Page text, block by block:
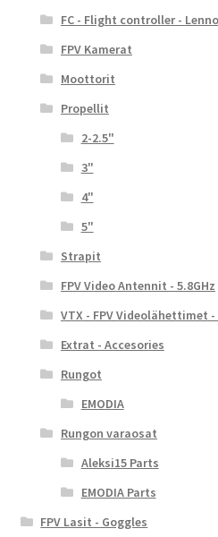
FC - Flight controller -
FPV Kamerat
Moottorit
Propellit
2-2.5"
3"
4"
5"
Strapit
FPV Video Antennit - 5.8GHz
VTX - FPV Videolähettimet -
Extrat - Accesories
Rungot
EMODIA
Rungon varaosat
Aleksi15 Parts
EMODIA Parts
FPV Lasit - Goggles